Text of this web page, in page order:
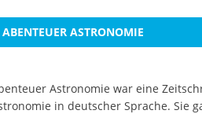
ABENTEUER ASTRONOMIE
Astronomie war eine
in deutscher Sprache. Sie